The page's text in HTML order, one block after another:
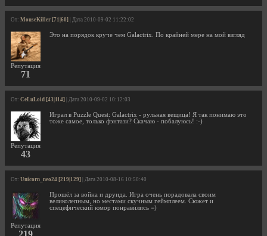
От: MouseKiller [71|60] | Дата 2010-09-02 11:22:02
Репутация
71
Это на порядок круче чем Galactrix. По крайней мере на мой взгляд
От: CeLuLoid [43|114] | Дата 2010-09-02 10:12:03
Репутация
43
Играл в Puzzle Quest: Galactrix - рульная вещица! Я так понимаю это
тоже самое, только фэнтази? Скачаю - побалуюсь! :-)
От: Unicorn_neo24 [219|129] | Дата 2010-08-16 10:50:40
Репутация
219
Прошёл за война и друида. Игра очень порадовала своим
великолепным, но местами скучным геймплеем. Сюжет и
спецефический юмор понравились =)